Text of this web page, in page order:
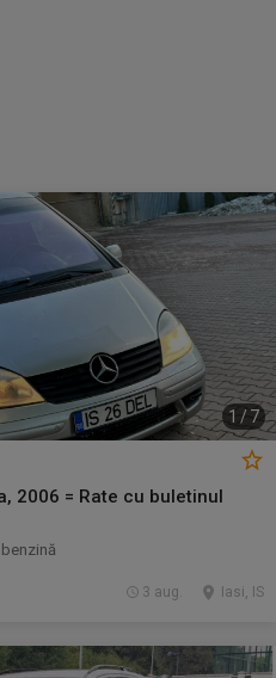
1 /7
2006 = Rate cu buletinul
Iasi, IS
3 aug.